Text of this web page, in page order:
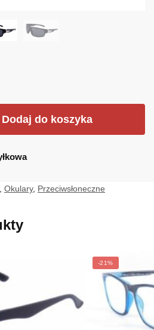
Dodaj do koszyka
Okulary, Przeciwsłoneczne
-21%